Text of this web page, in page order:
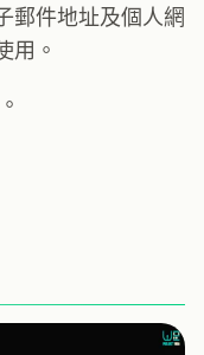
郵件地址及個人網
用。